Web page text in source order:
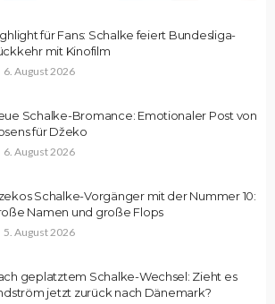
für Fans: Schalke feiert Bundesliga-
mit Kinofilm
6. August 2026
Schalke-Bromance: Emotionaler Post von
für Džeko
6. August 2026
Schalke-Vorgänger mit der Nummer 10:
Namen und große Flops
5. August 2026
geplatztem Schalke-Wechsel: Zieht es
jetzt zurück nach Dänemark?